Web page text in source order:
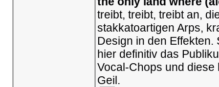
treibt, treibt, treibt an,
stakkatoartigen Arps,
Design in den
hier definitiv das
Vocal-Chops und
Geil.